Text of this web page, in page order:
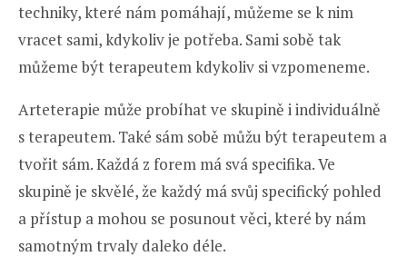
techniky, které nám pomáhají, můžeme se k nim
vracet sami, kdykoliv je potřeba. Sami sobě tak
můžeme být terapeutem kdykoliv si vzpomeneme.
Arteterapie může probíhat ve skupině i individuálně
s terapeutem. Také sám sobě můžu být terapeutem a
tvořit sám. Každá z forem má svá specifika. Ve
skupině je skvělé, že každý má svůj specifický pohled
a přístup a mohou se posunout věci, které by nám
samotným trvaly daleko déle.